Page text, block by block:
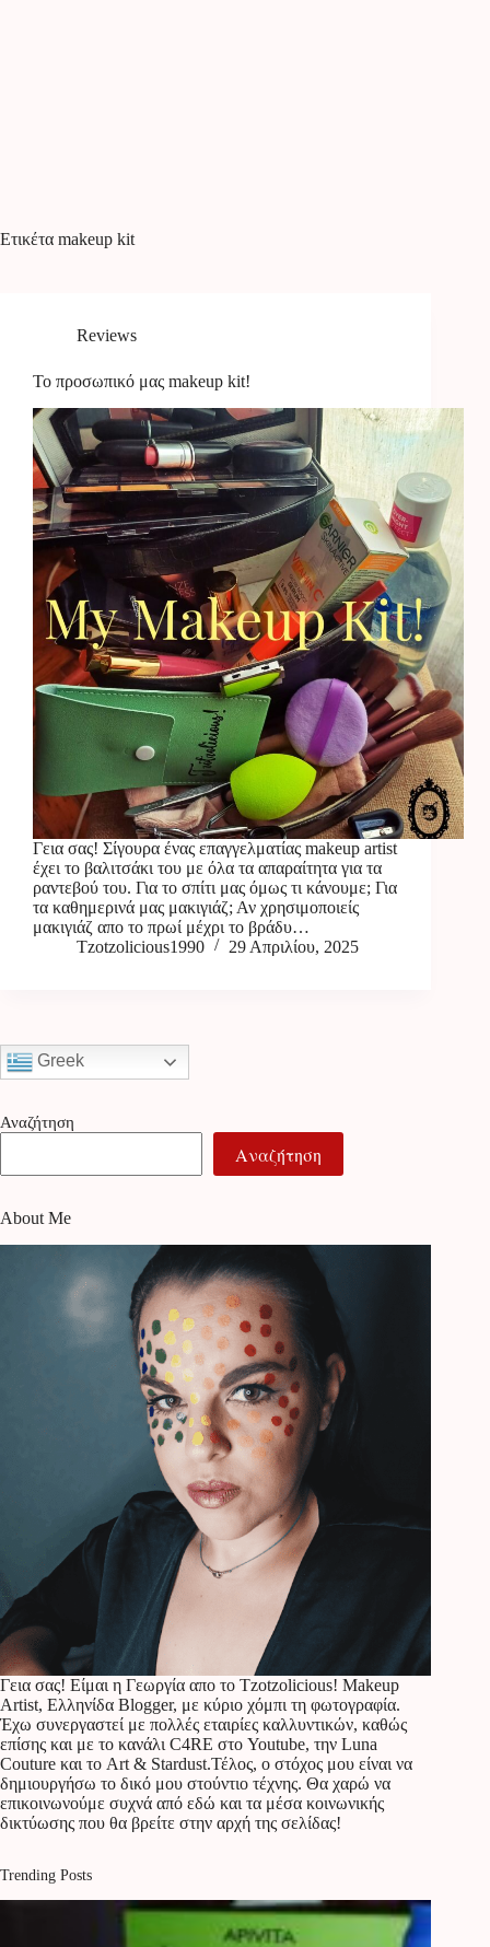
Ετικέτα makeup kit
Reviews
Το προσωπικό μας makeup kit!
Γεια σας! Σίγουρα ένας επαγγελματίας makeup artist
έχει το βαλιτσάκι του με όλα τα απαραίτητα για τα
ραντεβού του. Για το σπίτι μας όμως τι κάνουμε; Για
τα καθημερινά μας μακιγιάζ; Αν χρησιμοποιείς
μακιγιάζ απο το πρωί μέχρι το βράδυ…
Tzotzolicious1990
29 Απριλίου, 2025
Greek
Αναζήτηση
Αναζήτηση
About Me
Γεια σας! Είμαι η Γεωργία απο το Tzotzolicious! Makeup
Artist, Ελληνίδα Blogger, με κύριο χόμπι τη φωτογραφία.
Έχω συνεργαστεί με πολλές εταιρίες καλλυντικών, καθώς
επίσης και με το κανάλι C4RE στο Youtube, την Luna
Couture και το Art & Stardust.Τέλος, ο στόχος μου είναι να
δημιουργήσω το δικό μου στούντιο τέχνης. Θα χαρώ να
επικοινωνούμε συχνά από εδώ και τα μέσα κοινωνικής
δικτύωσης που θα βρείτε στην αρχή της σελίδας!
Trending Posts